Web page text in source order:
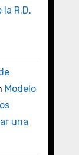
R.D.
Modelo
una